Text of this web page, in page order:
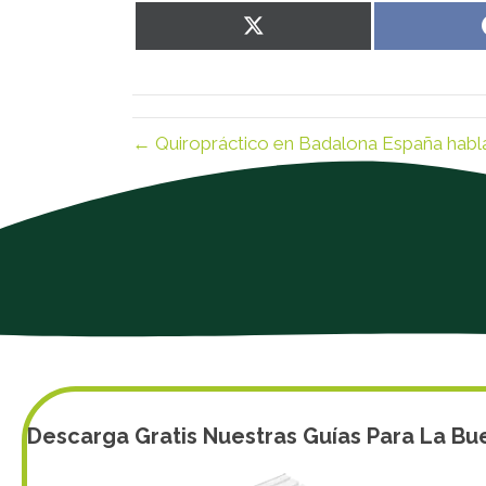
Share
on
← Quiropráctico en Badalona España
Descarga Gratis Nuestras Guías Para La